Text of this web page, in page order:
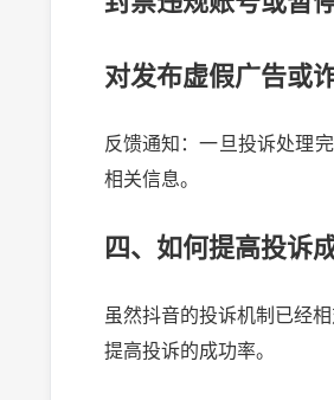
对发布虚假广告或
反馈通知：一旦投诉处理
相关信息。
四、如何提高投诉
虽然抖音的投诉机制已经
提高投诉的成功率。